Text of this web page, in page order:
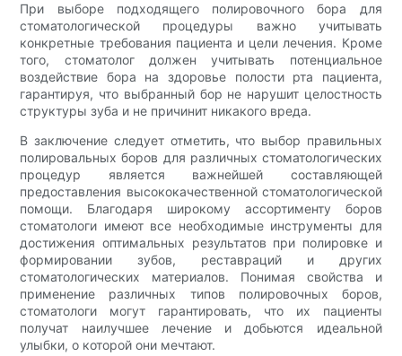
При выборе подходящего полировочного бора для
стоматологической процедуры важно учитывать
конкретные требования пациента и цели лечения. Кроме
того, стоматолог должен учитывать потенциальное
воздействие бора на здоровье полости рта пациента,
гарантируя, что выбранный бор не нарушит целостность
структуры зуба и не причинит никакого вреда.
В заключение следует отметить, что выбор правильных
полировальных боров для различных стоматологических
процедур является важнейшей составляющей
предоставления высококачественной стоматологической
помощи. Благодаря широкому ассортименту боров
стоматологи имеют все необходимые инструменты для
достижения оптимальных результатов при полировке и
формировании зубов, реставраций и других
стоматологических материалов. Понимая свойства и
применение различных типов полировочных боров,
стоматологи могут гарантировать, что их пациенты
получат наилучшее лечение и добьются идеальной
улыбки, о которой они мечтают.